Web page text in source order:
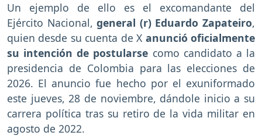
Un ejemplo de ello es el excomandante del
Ejército Nacional,general (r) Eduardo Zapateiro,
quien desde su cuenta de X anunció oficialmente
su intención de postularse como candidato a la
presidencia de Colombia para las elecciones de
2026. El anuncio fue hecho por el exuniformado
este jueves, 28 de noviembre, dándole inicio a su
carrera política tras su retiro de la vida militar en
agosto de 2022.